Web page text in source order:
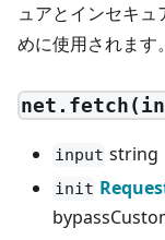
ュアとインセキュ
めに使用されます。
input string
init